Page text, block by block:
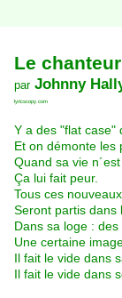
Le
par Johnny
lyricscopy.com
Y a des "flat case"
Et on démonte les
Quand sa vie
Ça lui fait peur.
Tous ces
Seront partis dans
Dans sa loge :
Une certaine
Il fait le vide dans
Il fait le vide dans